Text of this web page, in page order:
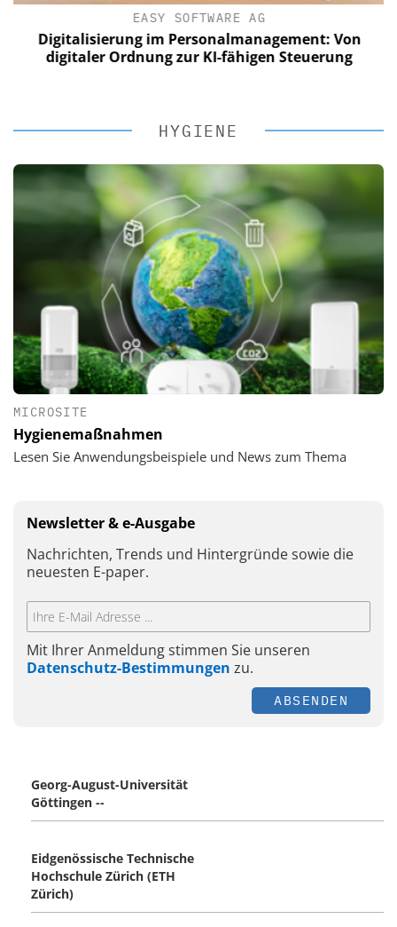
EASY SOFTWARE AG
Digitalisierung im Personalmanagement: Von
digitaler Ordnung zur KI-fähigen Steuerung
HYGIENE
MICROSITE
Hygienemaßnahmen
Lesen Sie Anwendungsbeispiele und News zum Thema
Newsletter & e-Ausgabe
Nachrichten, Trends und Hintergründe sowie die
neuesten E-paper.
Mit Ihrer Anmeldung stimmen Sie unseren
Datenschutz-Bestimmungen zu.
ABSENDEN
Georg-August-Universität
Göttingen --
Eidgenössische Technische
Hochschule Zürich (ETH
Zürich)